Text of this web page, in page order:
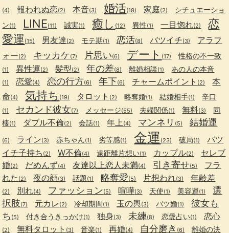
(4) 報われぬ恋(2) 本音(3) 婚活(18) 家庭(2)
シチュエーショ
ン(1) LINE(11) 誠実(1) 癒し (12) 異性(1) 一目惚れ(2)
恋
愛運 (15) 男友達(2) モテ期(1) 恋活(8) バツイチ(3)
アラフ
ォー(2) キッカケ(7) 片思い(6) デート (17) 性格の不一致
(1) 異性運(2) 髪型(2) 年の差(8) 離婚相談(1) あの人の本音
(1) 恋愛(4) 恋の行方(6) 年下(6) チャームポイント (2)
本
命(4) 気持ち (19) タロット (2) 略奪婚(1) 結婚相手(1) 辛口
(1) セカンド彼女(7) メッセージ(55) 夫婦関係(1) 無料(3)
同
棲(1) ダブル不倫(2) 会話(1) 年上 (4) マンネリ (5) 結婚運
(6) ライン(3) 赤ちゃん(1) 劣等感(1) 金運 (23) 破局(1)
バツ
イチ子持ち (2) W不倫(4) 遠距離片想い(1) カップル(2)
セレブ
婚(2) だめんず(4) 友達以上恋人未満(4) 引き寄せ(5)
フラ
れた (2) 夜の顔(3) 話題(1) 略奪愛(5) 片想われ(3) 年齢差
(2) 別れ(4) ファッション(5) 喧嘩(3) 天使(1) 美容運(1)
選
択肢(7) 元カレ (2) 冷却期間(1) 玉の輿(3) バツ婚(1)
彼女も
ち (5) 付き合うきっかけ(1) 独身(3) 未練(8) 恋愛占い(1) 恋心
(2) 無料タロット (3) 音楽(1) 再婚(4) 自分磨き (6)
離婚の決